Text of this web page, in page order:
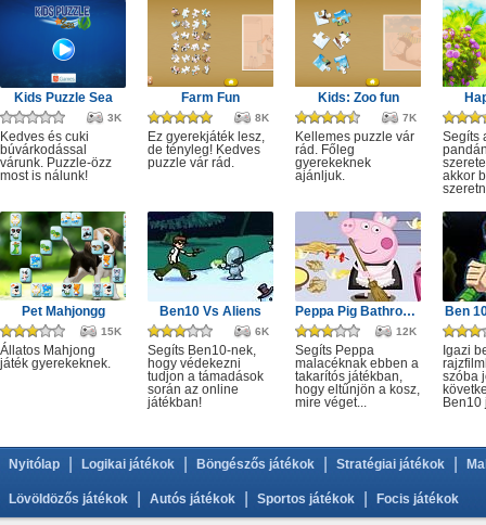
Kids Puzzle Sea
3K
Kedves és cuki
búvárkodással
várunk. Puzzle-özz
most is nálunk!
Farm Fun
8K
Ez gyerekjáték lesz,
de tényleg! Kedves
puzzle vár rád.
Kids: Zoo fun
7K
Kellemes puzzle vár
rád. Főleg
gyerekeknek
ajánljuk.
Segíts
akkor
Pet Mahjongg
15K
Állatos Mahjong
játék gyerekeknek.
Ben10 Vs Aliens
6K
Segíts Ben10-nek,
hogy védekezni
tudjon a támadások
során az online
játékban!
Peppa Pig Bathroom Cleaning
12K
Segíts Peppa
malacéknak ebben a
takarítós játékban,
hogy eltűnjön a kosz,
mire véget...
Ben
Igazi
szóba
Ben10
Nyitólap Logikai játékok Böngészős játékok Stratégiai játékok
Lövöldözős játékok Autós játékok Sportos játékok Focis játékok